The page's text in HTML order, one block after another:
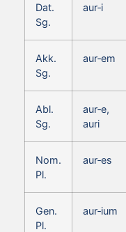
Dat.
Sg.
aur‑i
Akk.
Sg.
aur‑em
Abl.
Sg.
aur‑e,
auri
Nom.
Pl.
aur‑es
Gen.
Pl.
aur‑ium